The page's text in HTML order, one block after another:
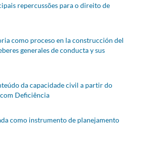
repercussões para o direito de
como proceso en la construcción del
generales de conducta y sus
da capacidade civil a partir do
Deficiência
como instrumento de planejamento